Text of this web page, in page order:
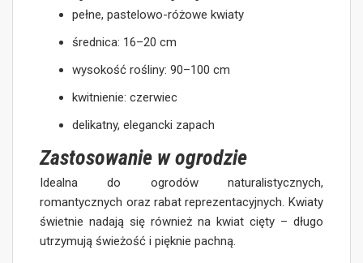
pełne, pastelowo-różowe kwiaty
średnica: 16–20 cm
wysokość rośliny: 90–100 cm
kwitnienie: czerwiec
delikatny, elegancki zapach
Zastosowanie w ogrodzie
Idealna do ogrodów naturalistycznych,
romantycznych oraz rabat reprezentacyjnych. Kwiaty
świetnie nadają się również na kwiat cięty – długo
utrzymują świeżość i pięknie pachną.